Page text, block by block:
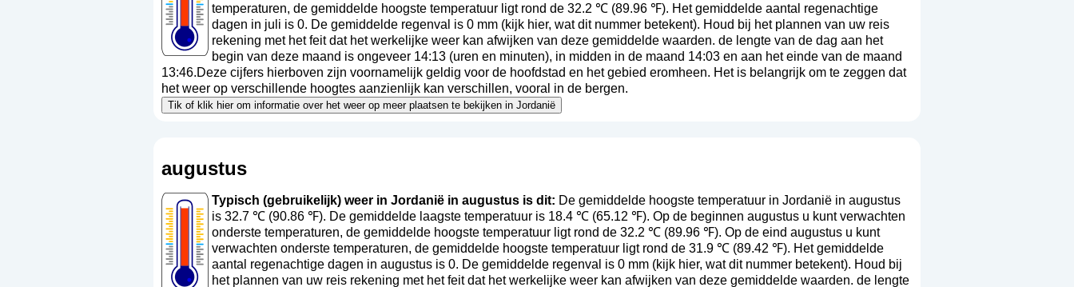
temperaturen, de gemiddelde hoogste temperatuur ligt rond de 32.2 ℃ (89.96 ℉). Het gemiddelde aantal regenachtige
dagen in juli is 0. De gemiddelde regenval is 0 mm (kijk hier, wat dit nummer betekent). Houd bij het plannen van uw reis
rekening met het feit dat het werkelijke weer kan afwijken van deze gemiddelde waarden. de lengte van de dag aan het
begin van deze maand is ongeveer 14:13 (uren en minuten), in midden in de maand 14:03 en aan het einde van de maand
13:46.Deze cijfers hierboven zijn voornamelijk geldig voor de hoofdstad en het gebied eromheen. Het is belangrijk om te zeggen dat
het weer op verschillende hoogtes aanzienlijk kan verschillen, vooral in de bergen.
Tik of klik hier om informatie over het weer op meer plaatsen te bekijken in Jordanië
augustus
Typisch (gebruikelijk) weer in Jordanië in augustus is dit: De gemiddelde hoogste temperatuur in Jordanië in augustus
is 32.7 ℃ (90.86 ℉). De gemiddelde laagste temperatuur is 18.4 ℃ (65.12 ℉). Op de beginnen augustus u kunt verwachten
onderste temperaturen, de gemiddelde hoogste temperatuur ligt rond de 32.2 ℃ (89.96 ℉). Op de eind augustus u kunt
verwachten onderste temperaturen, de gemiddelde hoogste temperatuur ligt rond de 31.9 ℃ (89.42 ℉). Het gemiddelde
aantal regenachtige dagen in augustus is 0. De gemiddelde regenval is 0 mm (kijk hier, wat dit nummer betekent). Houd bij
het plannen van uw reis rekening met het feit dat het werkelijke weer kan afwijken van deze gemiddelde waarden. de lengte